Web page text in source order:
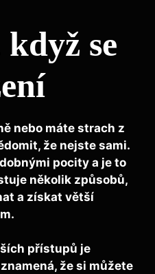
se
nebo máte strach z
že nejste sami.
pocity a je to
několik způsobů,
a získat větší
přístupů je
znamená, že si můžete